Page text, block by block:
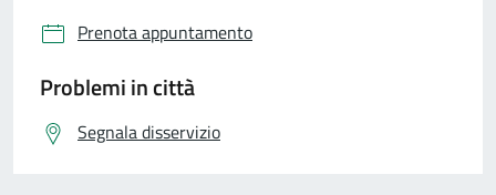
Prenota appuntamento
Problemi in città
Segnala disservizio